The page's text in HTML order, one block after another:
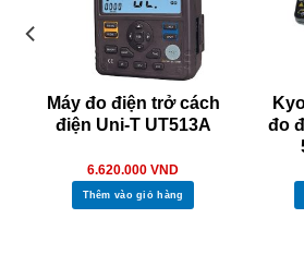
Máy đo điện trở cách
điện Uni-T UT513A
6.620.000 VND
Thêm vào giỏ hàng
đo